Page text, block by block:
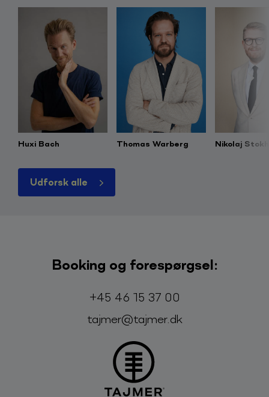
Udforsk alle
Huxi Bach Thomas Warberg Nikolaj
Booking og forespørgsel:
Telefon:
+45 46 15 37 00
E-mail:
tajmer@tajmer.dk